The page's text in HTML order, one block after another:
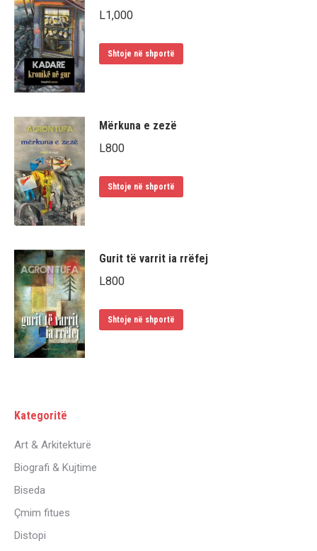
L1,000
Shtoje në shportë
Mërkuna e zezë
L800
Shtoje në shportë
Gurit të varrit ia rrëfej
L800
Shtoje në shportë
Kategoritë
Art & Arkitekturë
Biografi & Kujtime
Biseda
Çmim fitues
Distopi